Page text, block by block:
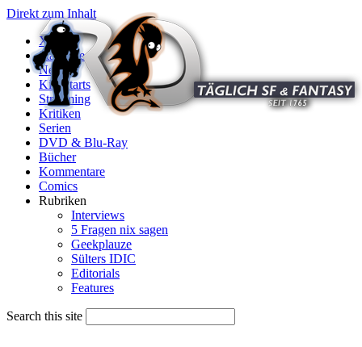
Direkt zum Inhalt
X
Startseite
News
Kinostarts
Streaming
Kritiken
Serien
DVD & Blu-Ray
Bücher
Kommentare
Comics
Rubriken
Interviews
5 Fragen nix sagen
Geekplauze
Sülters IDIC
Editorials
Features
Search this site